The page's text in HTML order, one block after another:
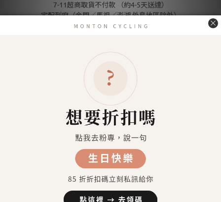
7-11超商取貨不付款 （約4-5天送達）
宅配到府（金門／馬祖／澎湖 外島地區除外）
金門／馬祖／澎湖 等外島地區（郵寄）
信用卡付款（SHOPLINE Pay）
Apple Pay
LINE Pay
匯款 (台灣脈騰指定帳號)
信用卡分期付款-三期
顧客評價
尚未有任何評價